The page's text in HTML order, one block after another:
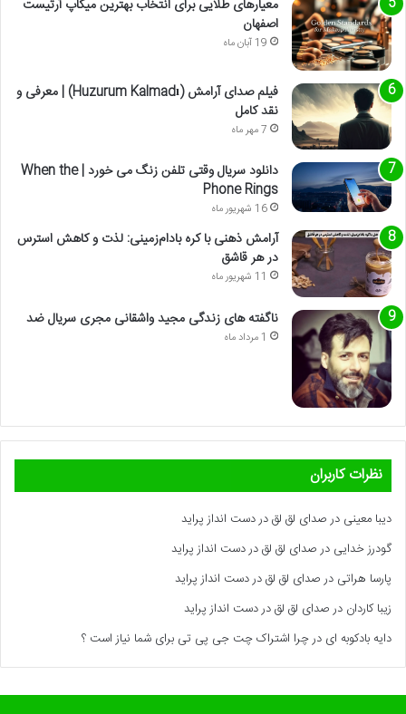
معیارهای طلایی برای انتخاب بهترین میکاپ آرتیست
اصفهان
19 آبان ماه
فیلم صدای آرامش (Huzurum Kalmadı) | معرفی و
نقد کامل
7 مهر ماه
دانلود سریال وقتی تلفن زنگ می خورد | When the
Phone Rings
16 شهریور ماه
آرامش ذهنی با کره بادام‌زمینی: لذت و کاهش استرس
در هر قاشق
11 شهریور ماه
ناگفته های زندگی مجید واشقانی مجری سریال ضد
1 مرداد ماه
نظرات کاربران
دیبا معینی درصدای لق لق در دست انداز پراید
گودرز خدایی درصدای لق لق در دست انداز پراید
پارسا هراتی درصدای لق لق در دست انداز پراید
زیبا کاردان درصدای لق لق در دست انداز پراید
دایه بادکوبه ای درچرا اشتراک چت جی پی تی برای شما نیاز است ؟